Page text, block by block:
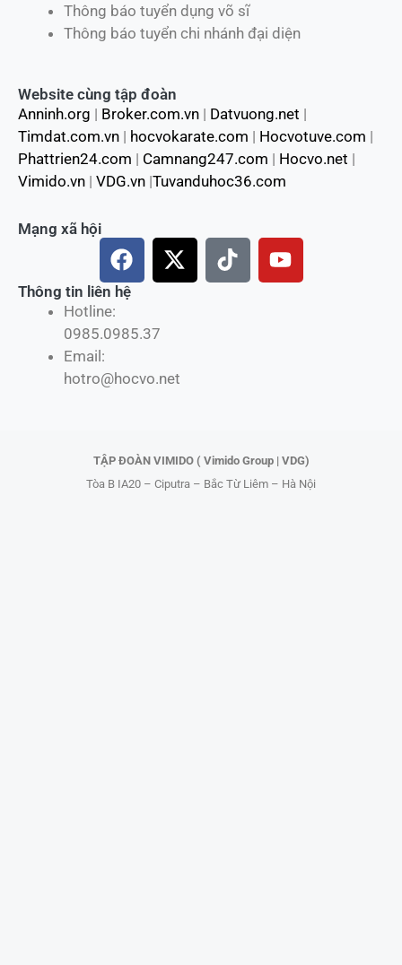
Thông báo tuyển dụng võ sĩ
Thông báo tuyển chi nhánh đại diện
Website cùng tập đoàn
Anninh.org | Broker.com.vn | Datvuong.net |
Timdat.com.vn | hocvokarate.com | Hocvotuve.com |
Phattrien24.com | Camnang247.com | Hocvo.net |
Vimido.vn | VDG.vn |Tuvanduhoc36.com
Hotline:
0985.0985.37
Email:
hotro@hocvo.net
Mạng xã hội
F
a
c
b
o
X
-
t
T
i
Y
o
Thông tin liên hệ
TẬP ĐOÀN VIMIDO ( Vimido Group | VDG)
Tòa B IA20 – Ciputra – Bắc Từ Liêm – Hà Nội